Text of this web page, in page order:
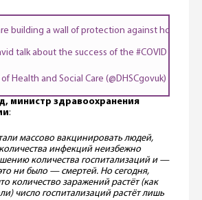
building a wall of protection against
talk about the success of the #COVID19
Health and Social Care (@DHSCgovuk)
министр здравоохранения
:
массово вакцинировать людей,
инфекций неизбежно
количества госпитализаций и —
ни было — смертей. Но сегодня,
количество заражений растёт (как
число госпитализаций растёт лишь